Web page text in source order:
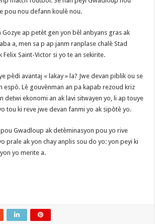
pou nou defann koulè nou.
Gozye ap petèt gen yon bèl anbyans gras ak
a, men sa p ap janm ranplase chalè Stad
Felix Saint-Victor si yo te an sekirite.
pèdi avantaj « lakay » la? Jwe devan piblik ou se
espò. Lè gouvènman an pa kapab rezoud kriz
detwi ekonomi an ak lavi sitwayen yo, li ap touye
tou ki reve jwe devan fanmi yo ak sipòtè yo.
Gwadloup ak detèminasyon pou yo rive
prale ak yon chay anplis sou do yo: yon peyi ki
yo merite a.